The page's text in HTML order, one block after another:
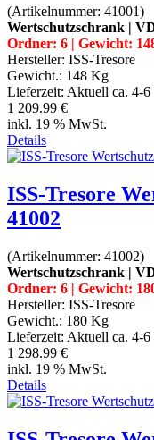
(Artikelnummer: 41001)
Wertschutzschrank |
Ordner: 6 | Gewicht:
Hersteller: ISS-Tresore
Gewicht.: 148 Kg
Lieferzeit: Aktuell ca. 4-6
1 209.99 €
inkl. 19 % MwSt.
Details
ISS-Tresore
41002
(Artikelnummer: 41002)
Wertschutzschrank |
Ordner: 6 | Gewicht:
Hersteller: ISS-Tresore
Gewicht.: 180 Kg
Lieferzeit: Aktuell ca. 4-6
1 298.99 €
inkl. 19 % MwSt.
Details